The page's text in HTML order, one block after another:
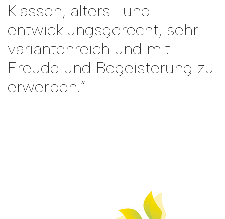
Klassen, alters- und
entwicklungsgerecht, sehr
variantenreich und mit
Freude und Begeisterung zu
erwerben.“